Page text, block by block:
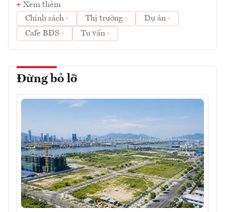
Xem thêm
Chính sách
Thị trường
Dự án
Cafe BĐS
Tư vấn
Đừng bỏ lỡ